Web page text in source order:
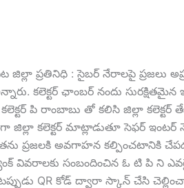
జిల్లా ప్రతినిధి : సైబర్ నేరాలపై ప్రజలు
కలెక్టర్ ఛాంబర్ నందు
పి రాంబాబు తో కలిసి జిల్లా
జిల్లా కలెక్టర్ మాట్లాడుతూ సెఫర్
ప్రజలకి అవగాహన కల్పించటానికి
వివరాలకు సంబందించిన ఓ టి పి ని
QR కోడ్ ద్వారా స్కాన్ చేసి